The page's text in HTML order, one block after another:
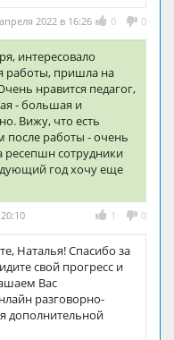
0 0
2022 в 16:26
интересовало
работы, пришла на
нравится педагог,
- большая и
Вижу, что есть
после работы - очень
ресепшн сотрудники
год хочу еще
1 0
Наталья! Спасибо за
свой прогресс и
Вас
разговорно-
дополнительной